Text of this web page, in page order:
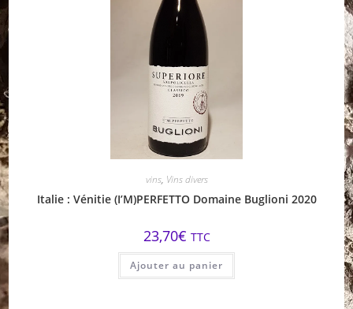
vins, Vins divers
Italie : Vénitie (I’M)PERFETTO Domaine Buglioni 2020
23,70€ TTC
Ajouter au panier